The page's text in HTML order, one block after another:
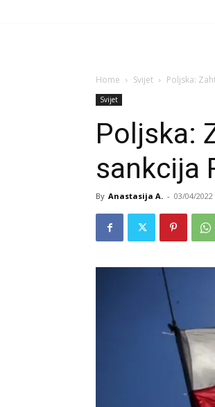
Home Svijet Poljska:
Svijet
Poljska:
sankcija
By Anastasija A. - 03/04/2022